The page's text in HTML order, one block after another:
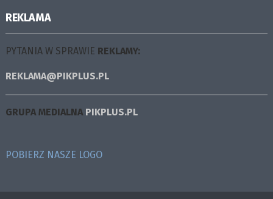
REKLAMA
PYTANIA W SPRAWIE REKLAMY:
REKLAMA@PIKPLUS.PL
GRUPA MEDIALNA PIKPLUS.PL
POBIERZ NASZE LOGO